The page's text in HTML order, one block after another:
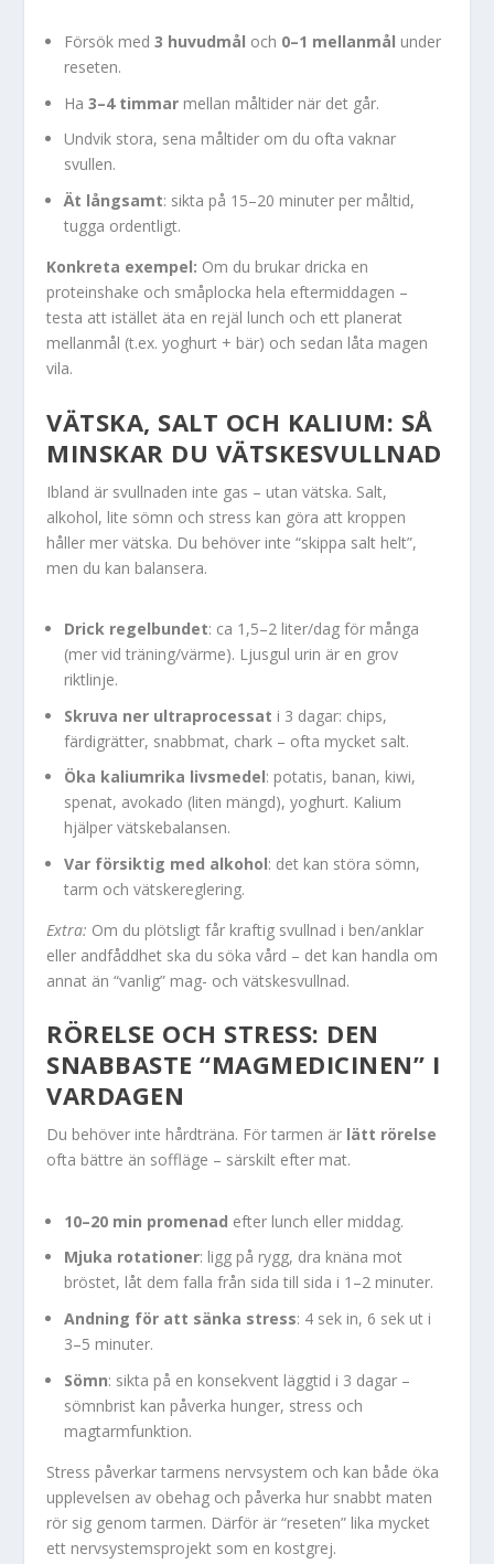
Försök med3 huvudmål och 0–1 mellanmål under
reseten.
Ha3–4 timmar mellan måltider när det går.
Undvik stora, sena måltider om du ofta vaknar
svullen.
Ät långsamt: sikta på 15–20 minuter per måltid,
tugga ordentligt.
Konkreta exempel: Om du brukar dricka en
proteinshake och småplocka hela eftermiddagen –
testa att istället äta en rejäl lunch och ett planerat
mellanmål (t.ex. yoghurt + bär) och sedan låta magen
vila.
VÄTSKA, SALT OCH KALIUM: SÅ
MINSKAR DU VÄTSKESVULLNAD
Ibland är svullnaden inte gas – utan vätska. Salt,
alkohol, lite sömn och stress kan göra att kroppen
håller mer vätska. Du behöver inte “skippa salt helt”,
men du kan balansera.
Drick regelbundet: ca 1,5–2 liter/dag för många
(mer vid träning/värme). Ljusgul urin är en grov
riktlinje.
Skruva ner ultraprocessat i 3 dagar: chips,
färdigrätter, snabbmat, chark – ofta mycket salt.
Öka kaliumrika livsmedel: potatis, banan, kiwi,
spenat, avokado (liten mängd), yoghurt. Kalium
hjälper vätskebalansen.
Var försiktig med alkohol: det kan störa sömn,
tarm och vätskereglering.
Extra: Om du plötsligt får kraftig svullnad i ben/anklar
eller andfåddhet ska du söka vård – det kan handla om
annat än “vanlig” mag- och vätskesvullnad.
RÖRELSE OCH STRESS: DEN
SNABBASTE “MAGMEDICINEN” I
VARDAGEN
Du behöver inte hårdträna. För tarmen är lätt rörelse
ofta bättre än soffläge – särskilt efter mat.
10–20 min promenad efter lunch eller middag.
Mjuka rotationer: ligg på rygg, dra knäna mot
bröstet, låt dem falla från sida till sida i 1–2 minuter.
Andning för att sänka stress: 4 sek in, 6 sek ut i
3–5 minuter.
Sömn: sikta på en konsekvent läggtid i 3 dagar –
sömnbrist kan påverka hunger, stress och
magtarmfunktion.
Stress påverkar tarmens nervsystem och kan både öka
upplevelsen av obehag och påverka hur snabbt maten
rör sig genom tarmen. Därför är “reseten” lika mycket
ett nervsystemsprojekt som en kostgrej.